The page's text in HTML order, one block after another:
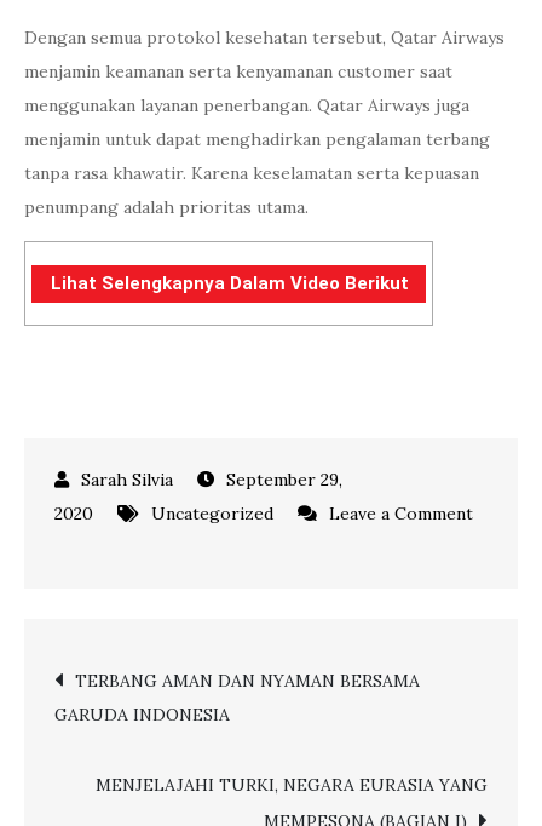
Dengan semua protokol kesehatan tersebut, Qatar Airways
menjamin keamanan serta kenyamanan customer saat
menggunakan layanan penerbangan. Qatar Airways juga
menjamin untuk dapat menghadirkan pengalaman terbang
tanpa rasa khawatir. Karena keselamatan serta kepuasan
penumpang adalah prioritas utama.
Lihat Selengkapnya Dalam Video Berikut
September 29,
2020
Uncategorized
Leave a Comment
PENGALAMAN
TERBANG
KHAWATIR
Post
TERBANG AMAN DAN NYAMAN BERSAMA
GARUDA INDONESIA
MENJELAJAHI TURKI, NEGARA EURASIA YANG
MEMPESONA (BAGIAN I)